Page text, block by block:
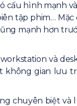
hình mạnh
tập phim…
mạnh hơn
và
gian lưu
chuyên biệt